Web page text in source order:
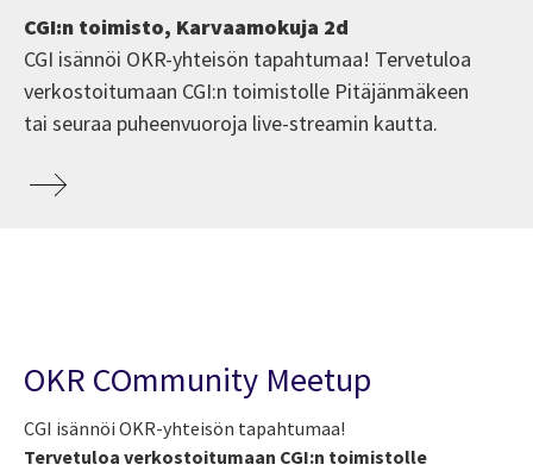
CGI:n toimisto, Karvaamokuja 2d
CGI isännöi OKR-yhteisön tapahtumaa! Tervetuloa
verkostoitumaan CGI:n toimistolle Pitäjänmäkeen
tai seuraa puheenvuoroja live-streamin kautta.
OKR COmmunity Meetup
CGI isännöi OKR-yhteisön tapahtumaa!
Tervetuloa verkostoitumaan CGI:n toimistolle